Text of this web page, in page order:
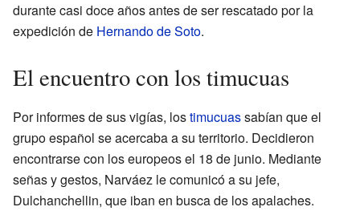
durante casi doce años antes de ser rescatado por la
expedición de Hernando de Soto.
El encuentro con los timucuas
Por informes de sus vigías, lostimucuassabían que el
grupo español se acercaba a su territorio. Decidieron
encontrarse con los europeos el 18 de junio. Mediante
señas y gestos, Narváez le comunicó a su jefe,
Dulchanchellin, que iban en busca de los apalaches.